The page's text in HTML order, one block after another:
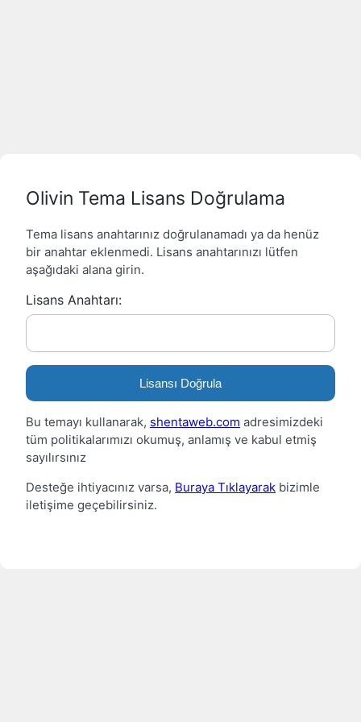
Olivin Tema Lisans Doğrulama
Tema lisans anahtarınız doğrulanamadı ya da henüz
bir anahtar eklenmedi. Lisans anahtarınızı lütfen
aşağıdaki alana girin.
Lisans Anahtarı:
Lisansı Doğrula
Bu temayı kullanarak, shentaweb.com adresimizdeki
tüm politikalarımızı okumuş, anlamış ve kabul etmiş
sayılırsınız
Desteğe ihtiyacınız varsa, Buraya Tıklayarak bizimle
iletişime geçebilirsiniz.